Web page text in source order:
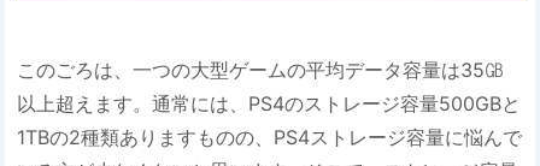
このごろは、一つの大型ゲームの平均データ容量は35㎇
以上超えます。通常には、PS4のストレージ容量500GBと
1TBの2種類ありますものの、PS4ストレージ容量に悩んで